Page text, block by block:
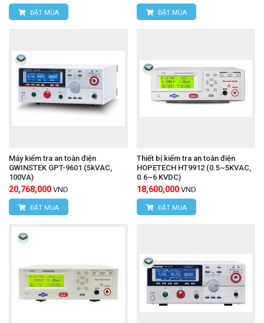
ĐẶT MUA ĐẶT MUA
Máy kiểm tra an toàn điện
GWINSTEK GPT-9601 (5kVAC,
100VA)
20,768,000 VND
ĐẶT MUA
Thiết bị kiểm tra an toàn điện
HOPETECH HT9912 (0.5~5KVAC,
0.6~6 KVDC)
18,600,000 VND
ĐẶT MUA